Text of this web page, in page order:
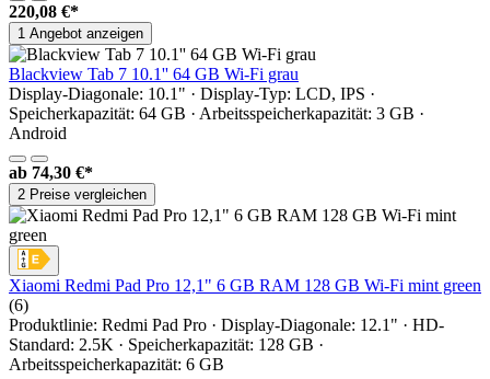
220,08 €*
1 Angebot anzeigen
Blackview Tab 7 10.1'' 64 GB Wi-Fi grau
Display-Diagonale: 10.1" · Display-Typ: LCD, IPS ·
Speicherkapazität: 64 GB · Arbeitsspeicherkapazität: 3 GB ·
Android
ab 74,30 €*
2 Preise vergleichen
Xiaomi Redmi Pad Pro 12,1" 6 GB RAM 128 GB Wi-Fi mint green
(6)
Produktlinie: Redmi Pad Pro · Display-Diagonale: 12.1" · HD-
Standard: 2.5K · Speicherkapazität: 128 GB ·
Arbeitsspeicherkapazität: 6 GB